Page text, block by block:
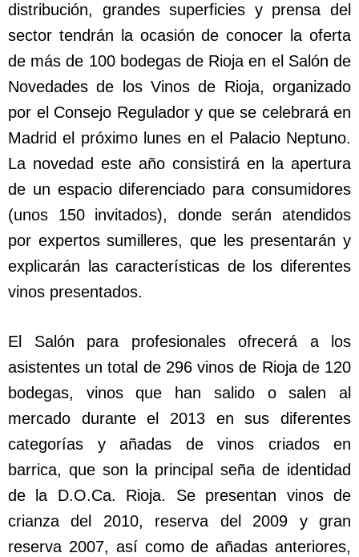
distribución, grandes superficies y prensa del
sector tendrán la ocasión de conocer la oferta
de más de 100 bodegas de Rioja en el Salón de
Novedades de los Vinos de Rioja, organizado
por el Consejo Regulador y que se celebrará en
Madrid el próximo lunes en el Palacio Neptuno.
La novedad este año consistirá en la apertura
de un espacio diferenciado para consumidores
(unos 150 invitados), donde serán atendidos
por expertos sumilleres, que les presentarán y
explicarán las características de los diferentes
vinos presentados.
El Salón para profesionales ofrecerá a los
asistentes un total de 296 vinos de Rioja de 120
bodegas, vinos que han salido o salen al
mercado durante el 2013 en sus diferentes
categorías y añadas de vinos criados en
barrica, que son la principal seña de identidad
de la D.O.Ca. Rioja. Se presentan vinos de
crianza del 2010, reserva del 2009 y gran
reserva 2007, así como de añadas anteriores,